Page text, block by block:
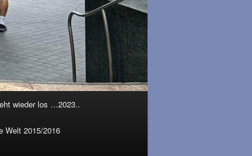
wieder los …2023..
Welt 2015/2016